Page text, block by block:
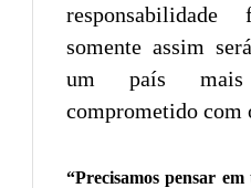
somente assim
um país
comprometido com
“Precisamos pensar